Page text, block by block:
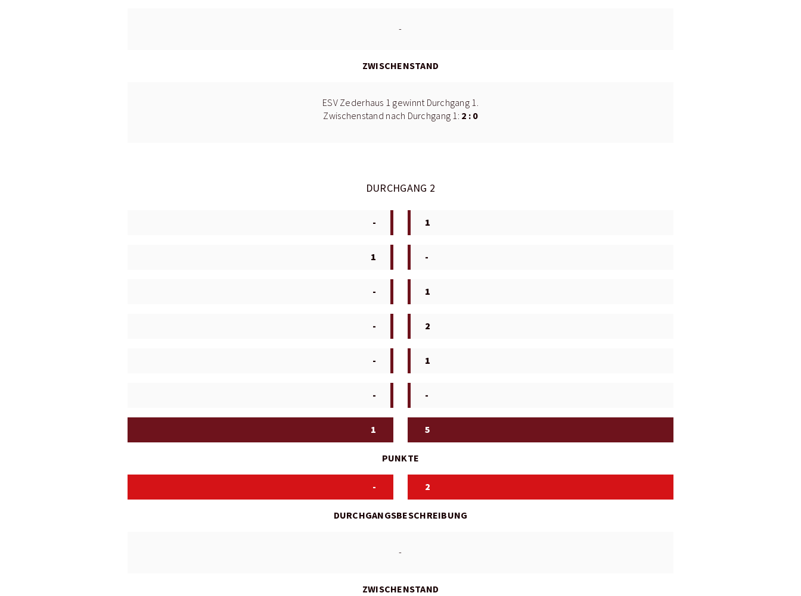
-
ZWISCHENSTAND
ESV Zederhaus 1 gewinnt Durchgang 1.
Zwischenstand nach Durchgang 1: 2 : 0
DURCHGANG 2
- 1
1 -
- 1
- 2
- 1
- -
1 5
PUNKTE
- 2
DURCHGANGSBESCHREIBUNG
-
ZWISCHENSTAND